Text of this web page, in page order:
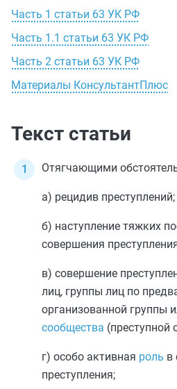
Часть 1 статьи 63 УК РФ
Часть 1.1 статьи 63 УК РФ
Часть 2 статьи 63 УК РФ
Материалы КонсультантПлюс
Текст статьи
Отягчающими
а) рецидив преступлений;
б) наступление тяжких
совершения
в) совершение
лиц, группы лиц по
организованной группы
сообщества (преступной
г) особо активная роль в
преступления;